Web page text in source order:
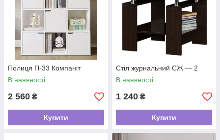
Полиця П-33 Компаніт
В наявності
2 560 ₴
Купити
Стіл журнальний СЖ — 2
В наявності
1 240 ₴
Купити